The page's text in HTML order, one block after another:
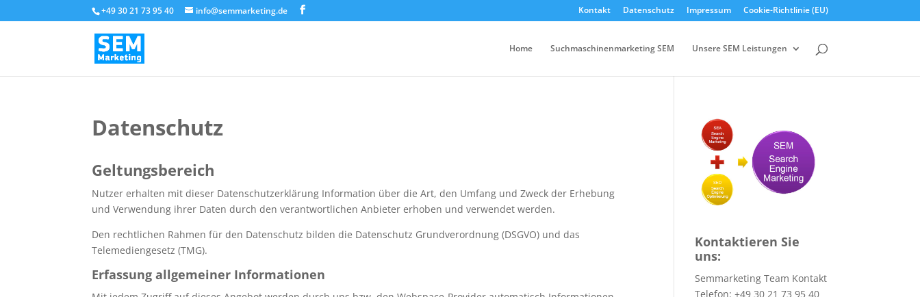
+49 30 21 73 95 40 info@semmarketing.de Kontakt Datenschutz Impressum Cookie-Richtlinie (EU)
Home Suchmaschinenmarketing SEM Unsere SEM Leistungen
Datenschutz
Geltungsbereich
Nutzer erhalten mit dieser Datenschutzerklärung Information über die Art, den Umfang und Zweck der Erhebung
und Verwendung ihrer Daten durch den verantwortlichen Anbieter erhoben und verwendet werden.
Den rechtlichen Rahmen für den Datenschutz bilden die Datenschutz Grundverordnung (DSGVO) und das
Telemediengesetz (TMG).
Erfassung allgemeiner Informationen
Kontaktieren Sie
uns:
Semmarketing Team Kontakt
Telefon: +49 30 21 73 95 40